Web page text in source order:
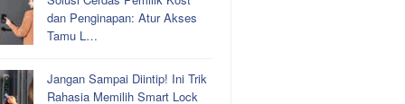
dan Penginapan: Atur Akses
Tamu L…
Jangan Sampai Diintip! Ini Trik
Rahasia Memilih Smart Lock